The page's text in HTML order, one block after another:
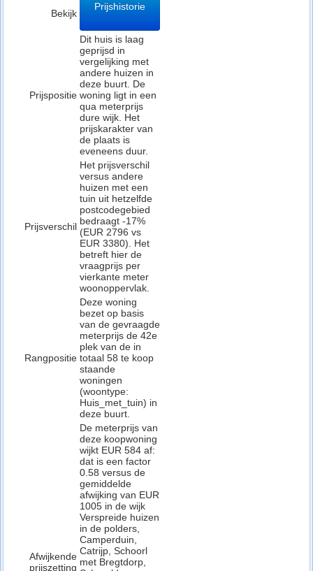
Bekijk
Prijshistorie
Prijspositie
Dit huis is laag
geprijsd in
vergelijking met
andere huizen in
deze buurt. De
woning ligt in een
qua meterprijs
dure wijk. Het
prijskarakter van
de plaats is
eveneens duur.
Prijsverschil
Het prijsverschil
versus andere
huizen met een
tuin uit hetzelfde
postcodegebied
bedraagt -17%
(EUR 2796 vs
EUR 3380). Het
betreft hier de
vraagprijs per
vierkante meter
woonoppervlak.
Rangpositie
Deze woning
bezet op basis
van de gevraagde
meterprijs de 42e
plek van de in
totaal 58 te koop
staande
woningen
(woontype:
Huis_met_tuin) in
deze buurt.
Afwijkende
prijszetting
De meterprijs van
deze koopwoning
wijkt EUR 584 af:
dat is een factor
0.58 versus de
gemiddelde
afwijking van EUR
1005 in de wijk
Verspreide huizen
in de polders,
Camperduin,
Catrijp, Schoorl
met Bregtdorp,